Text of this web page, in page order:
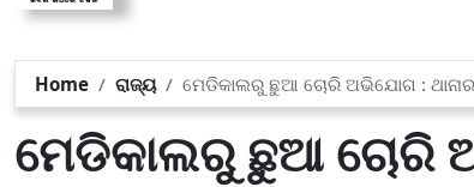
Home ରାଜ୍ୟ ମେଡିକାଲରୁ ଛୁଆ ଚୋରି ଅଭିଯୋଗ :
ମେଡିକାଲରୁ ଛୁଆ ଚୋରି